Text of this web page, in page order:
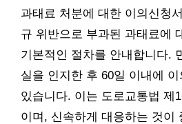
과태료 처분에 대한 이의신청
규 위반으로 부과된 과태료에
기본적인 절차를 안내합니다.
실을 인지한 후 60일 이내에
있습니다. 이는 도로교통법 제
이며, 신속하게 대응하는 것이